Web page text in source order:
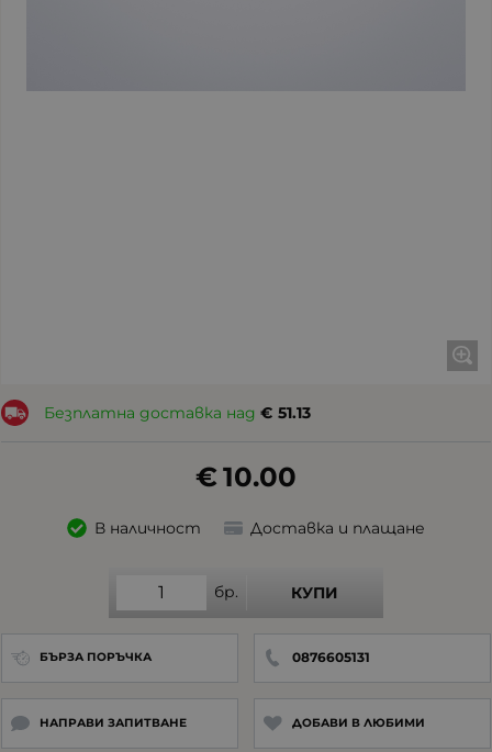
Безплатна доставка над 51.13
€
10.00
€
В наличност Доставка и плащане
бр. КУПИ
БЪРЗА ПОРЪЧКА 0876605131
НАПРАВИ ЗАПИТВАНЕ ДОБАВИ В ЛЮБИМИ